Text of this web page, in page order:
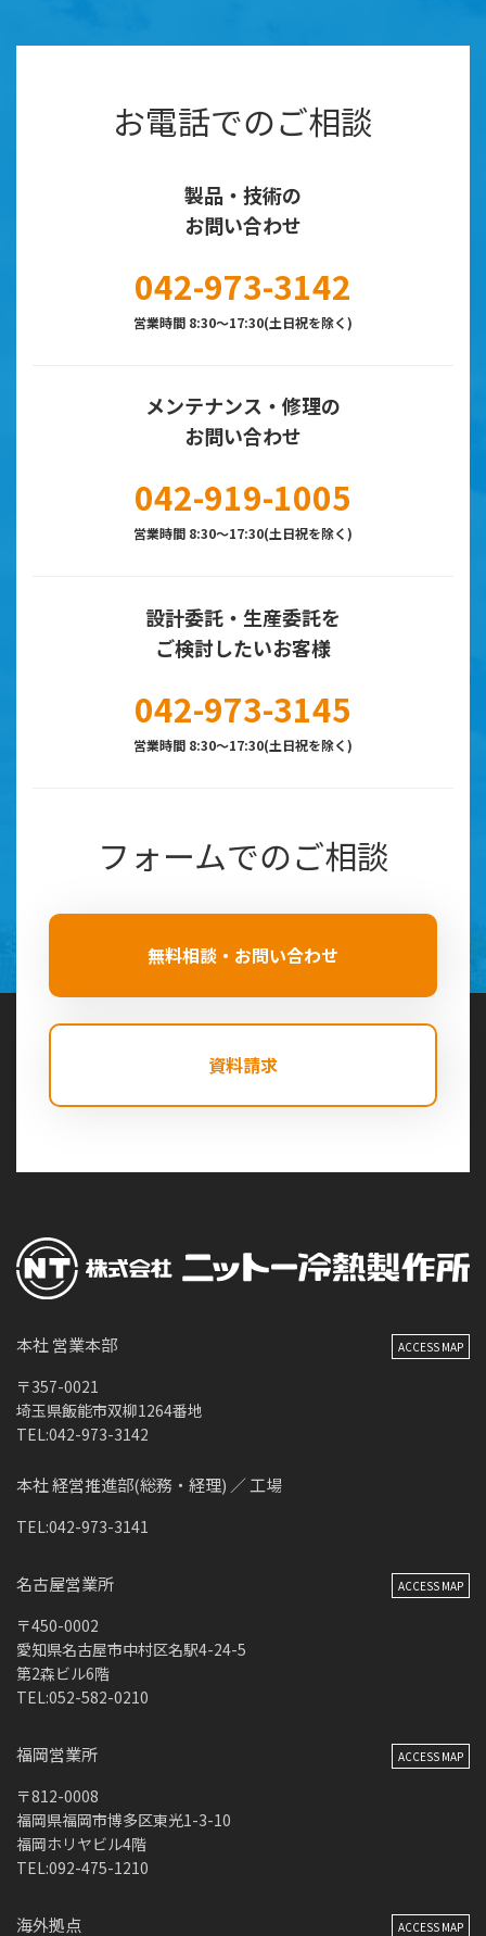
お電話でのご相談
製品・技術の
お問い合わせ
042-973-3142
営業時間 8:30～17:30(土日祝を除く)
メンテナンス・修理の
お問い合わせ
042-919-1005
営業時間 8:30～17:30(土日祝を除く)
設計委託・生産委託を
ご検討したいお客様
042-973-3145
営業時間 8:30～17:30(土日祝を除く)
フォームでのご相談
無料相談・お問い合わせ
資料請求
本社 営業本部 ACCESS MAP
〒357-0021
埼玉県飯能市双柳1264番地
TEL:042-973-3142
本社 経営推進部(総務・経理) ／ 工場
TEL:042-973-3141
名古屋営業所 ACCESS MAP
〒450-0002
愛知県名古屋市中村区名駅4-24-5
第2森ビル6階
TEL:052-582-0210
福岡営業所 ACCESS MAP
〒812-0008
福岡県福岡市博多区東光1-3-10
福岡ホリヤビル4階
TEL:092-475-1210
海外拠点 ACCESS MAP